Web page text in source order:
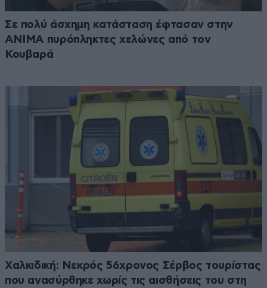
Σε πολύ άσχημη κατάσταση έφτασαν στην
ΑΝΙΜΑ πυρόπληκτες χελώνες από τον
Κουβαρά
Χαλκιδική: Νεκρός 56χρονος Σέρβος τουρίστας
που ανασύρθηκε χωρίς τις αισθήσεις του στη